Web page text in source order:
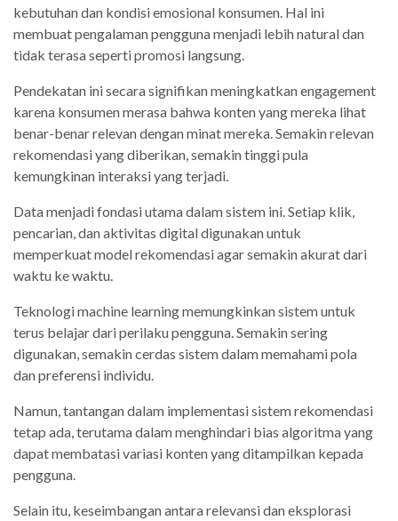
kebutuhan dan kondisi emosional konsumen. Hal ini
membuat pengalaman pengguna menjadi lebih natural dan
tidak terasa seperti promosi langsung.
Pendekatan ini secara signifikan meningkatkan engagement
karena konsumen merasa bahwa konten yang mereka lihat
benar-benar relevan dengan minat mereka. Semakin relevan
rekomendasi yang diberikan, semakin tinggi pula
kemungkinan interaksi yang terjadi.
Data menjadi fondasi utama dalam sistem ini. Setiap klik,
pencarian, dan aktivitas digital digunakan untuk
memperkuat model rekomendasi agar semakin akurat dari
waktu ke waktu.
Teknologi machine learning memungkinkan sistem untuk
terus belajar dari perilaku pengguna. Semakin sering
digunakan, semakin cerdas sistem dalam memahami pola
dan preferensi individu.
Namun, tantangan dalam implementasi sistem rekomendasi
tetap ada, terutama dalam menghindari bias algoritma yang
dapat membatasi variasi konten yang ditampilkan kepada
pengguna.
Selain itu, keseimbangan antara relevansi dan eksplorasi